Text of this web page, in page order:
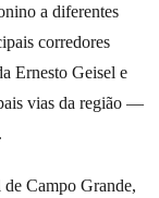
a diferentes
corredores
Ernesto Geisel e
vias da região —
Campo Grande,